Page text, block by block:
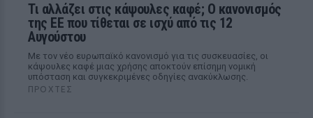
Τι αλλάζει στις κάψουλες καφέ; Ο κανονισμός
της ΕΕ που τίθεται σε ισχύ από τις 12
Αυγούστου
Με τον νέο ευρωπαϊκό κανονισμό για τις συσκευασίες, οι
κάψουλες καφέ μιας χρήσης αποκτούν επίσημη νομική
υπόσταση και συγκεκριμένες οδηγίες ανακύκλωσης.
ΠΡΟΧΤΈΣ